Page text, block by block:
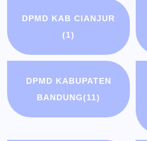
DPMD KAB CIANJUR
(1)
DPMD KABUPATEN
BANDUNG(11)